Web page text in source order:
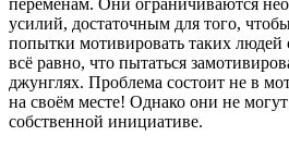
переменам. Они ограничиваются
усилий, достаточным для того,
попытки мотивировать таких
всё равно, что пытаться
джунглях. Проблема состоит не в
на своём месте! Однако они не
собственной инициативе.